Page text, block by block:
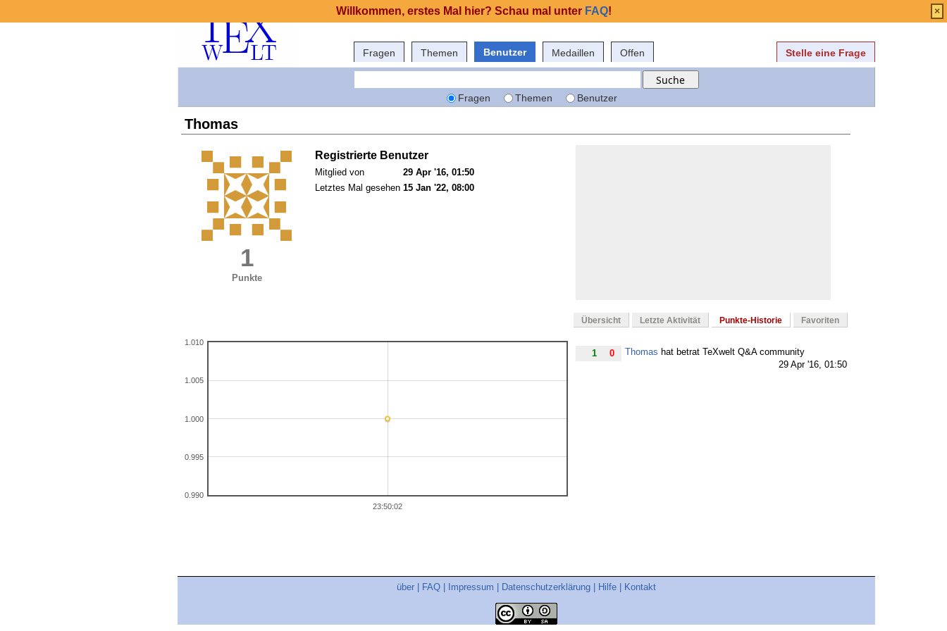
Fragen Themen Benutzer Medaillen Offen Stelle eine Frage
Fragen Themen Benutzer
Thomas
1
Punkte
Registrierte Benutzer
Mitglied von
29 Apr '16, 01:50
Letztes Mal gesehen 15 Jan '22, 08:00
Übersicht Letzte Aktivität Punkte-Historie Favoriten
23:50:02
0.990
0.995
1.000
1.005
1.010
1 0 Thomas hat betrat TeXwelt Q&A community
29 Apr '16, 01:50
über FAQ Impressum Datenschutzerklärung Hilfe Kontakt
Willkommen, erstes Mal hier? Schau mal unter FAQ! ×